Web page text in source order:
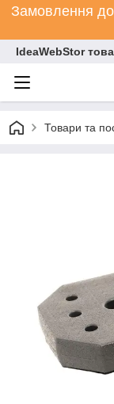
Замовлення до
IdeaWebStor
Товари та